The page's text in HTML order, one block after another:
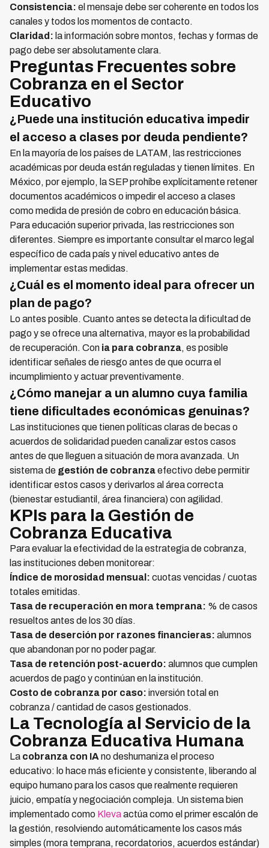
Consistencia: el mensaje debe ser coherente en todos los
canales y todos los momentos de contacto.
Claridad: la información sobre montos, fechas y formas de
pago debe ser absolutamente clara.
Preguntas Frecuentes sobre
Cobranza en el Sector
Educativo
¿Puede una institución educativa impedir
el acceso a clases por deuda pendiente?
En la mayoría de los países de LATAM, las restricciones
académicas por deuda están reguladas y tienen límites. En
México, por ejemplo, la SEP prohíbe explícitamente retener
documentos académicos o impedir el acceso a clases
como medida de presión de cobro en educación básica.
Para educación superior privada, las restricciones son
diferentes. Siempre es importante consultar el marco legal
específico de cada país y nivel educativo antes de
implementar estas medidas.
¿Cuál es el momento ideal para ofrecer un
plan de pago?
Lo antes posible. Cuanto antes se detecta la dificultad de
pago y se ofrece una alternativa, mayor es la probabilidad
de recuperación. Con ia para cobranza, es posible
identificar señales de riesgo antes de que ocurra el
incumplimiento y actuar preventivamente.
¿Cómo manejar a un alumno cuya familia
tiene dificultades económicas genuinas?
Las instituciones que tienen políticas claras de becas o
acuerdos de solidaridad pueden canalizar estos casos
antes de que lleguen a situación de mora avanzada. Un
sistema de gestión de cobranzaefectivo debe permitir
identificar estos casos y derivarlos al área correcta
(bienestar estudiantil, área financiera) con agilidad.
KPIs para la Gestión de
Cobranza Educativa
Para evaluar la efectividad de la estrategia de cobranza,
las instituciones deben monitorear:
Índice de morosidad mensual: cuotas vencidas / cuotas
totales emitidas.
Tasa de recuperación en mora temprana: % de casos
resueltos antes de los 30 días.
Tasa de deserción por razones financieras: alumnos
que abandonan por no poder pagar.
Tasa de retención post-acuerdo: alumnos que cumplen
acuerdos de pago y continúan en la institución.
Costo de cobranza por caso: inversión total en
cobranza / cantidad de casos gestionados.
La Tecnología al Servicio de la
Cobranza Educativa Humana
La cobranza con IAno deshumaniza el proceso
educativo: lo hace más eficiente y consistente, liberando al
equipo humano para los casos que realmente requieren
juicio, empatía y negociación compleja. Un sistema bien
implementado como Klevaactúa como el primer escalón de
la gestión, resolviendo automáticamente los casos más
simples (mora temprana, recordatorios, acuerdos estándar)